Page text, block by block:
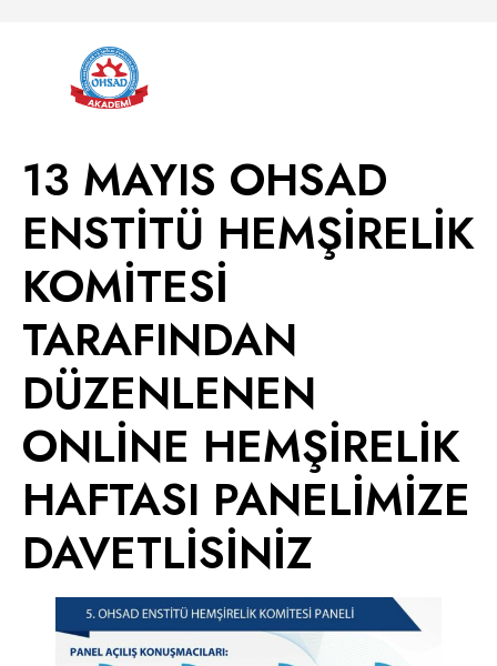
13 MAYIS OHSAD
ENSTİTÜ HEMŞİRELİK
KOMİTESİ
TARAFINDAN
DÜZENLENEN
ONLİNE HEMŞİRELİK
HAFTASI PANELİMİZE
DAVETLİSİNİZ